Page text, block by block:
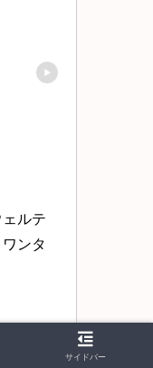
ェルテ
ンタ
サイドバー